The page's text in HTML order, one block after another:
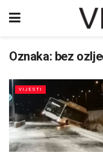
Oznaka: bez
VIJESTI